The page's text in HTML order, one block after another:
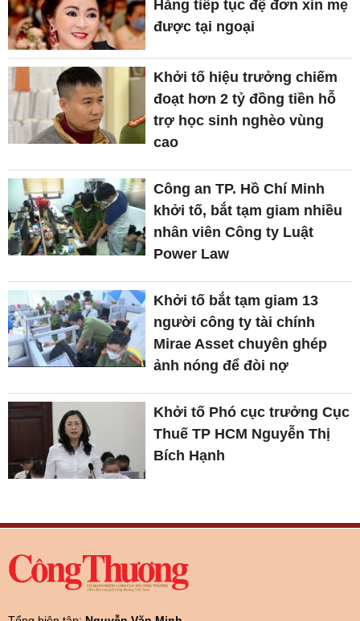
Hằng tiếp tục đệ đơn xin mẹ
được tại ngoại
Khởi tố hiệu trưởng chiếm
đoạt hơn 2 tỷ đồng tiền hỗ
trợ học sinh nghèo vùng
cao
Công an TP. Hồ Chí Minh
khởi tố, bắt tạm giam nhiều
nhân viên Công ty Luật
Power Law
Khởi tố bắt tạm giam 13
người công ty tài chính
Mirae Asset chuyên ghép
ảnh nóng để đòi nợ
Khởi tố Phó cục trưởng Cục
Thuế TP HCM Nguyễn Thị
Bích Hạnh